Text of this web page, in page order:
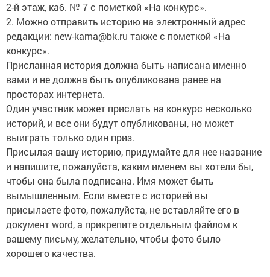
2-й этаж, каб. № 7 с пометкой «На конкурс».
2. Можно отправить историю на электронный адрес
редакции: new-kama@bk.ru также с пометкой «На
конкурс».
Присланная история должна быть написана именно
вами и не должна быть опубликована ранее на
просторах интернета.
Один участник может прислать на конкурс несколько
историй, и все они будут опубликованы, но может
выиграть только один приз.
Присылая вашу историю, придумайте для нее название
и напишите, пожалуйста, каким именем вы хотели бы,
чтобы она была подписана. Имя может быть
вымышленным. Если вместе с историей вы
присылаете фото, пожалуйста, не вставляйте его в
документ word, а прикрепите отдельным файлом к
вашему письму, желательно, чтобы фото было
хорошего качества.